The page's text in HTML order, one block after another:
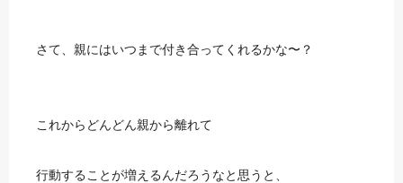
さて、親にはいつまで付き合ってくれるかな〜？
これからどんどん親から離れて
行動することが増えるんだろうなと思うと、